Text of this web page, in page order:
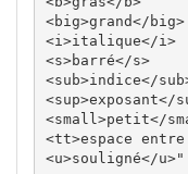
<big>grand</big>
<i>italique</i>
<s>barré</s>
<sub>indice</
<sup>exposant</
<small>petit</
<tt>espace
<u>souligné</u>"